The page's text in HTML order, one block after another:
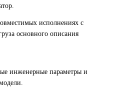
исполнениях с
основного описания
инженерные параметры и